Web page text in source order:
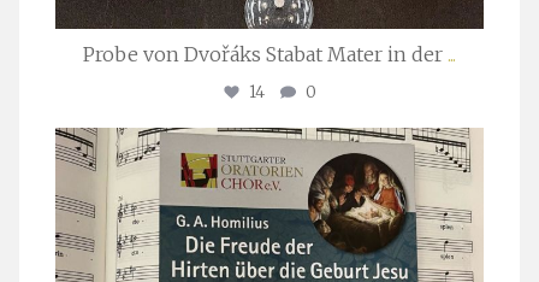
Probe von Dvořáks Stabat Mater in der ...
14 0
stuttgarter_oratorienchor
Nov. 29